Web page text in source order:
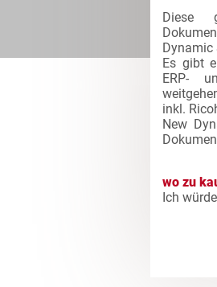
Diese
Dynamic
Es gibt
ERP-
inkl.
New
wo zu
Ich